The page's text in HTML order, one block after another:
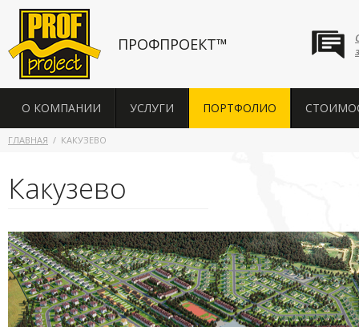
ПРОФПРОЕКТ™
О КОМПАНИИ УСЛУГИ ПОРТФОЛИО
ГЛАВНАЯ КАКУЗЕВО
Какузево